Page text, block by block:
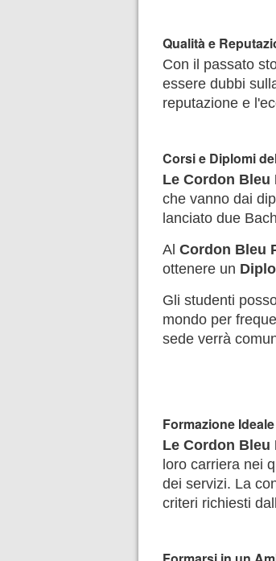
Qualità e
Con il passato
essere dubbi
reputazione e
Corsi e Diplomi
Le Cordon Bleu
che vanno dai
lanciato due
Al Cordon Bleu
ottenere un
Gli studenti
mondo per
sede verrà
Formazione
Le Cordon Bleu
loro carriera nei
dei servizi. La
criteri richiesti